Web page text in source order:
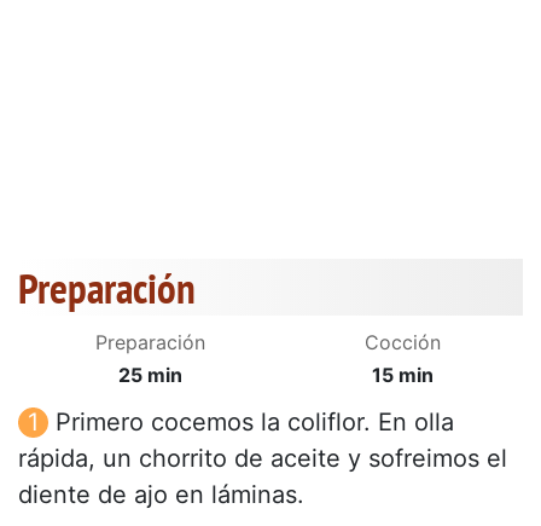
Preparación
Preparación
25 min
Cocción
15 min
Primero cocemos la coliflor. En olla
rápida, un chorrito de aceite y sofreimos el
diente de ajo en láminas.